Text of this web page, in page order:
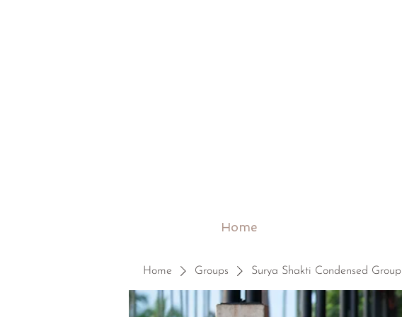
Home
Home Groups Surya Shakti Condensed Group